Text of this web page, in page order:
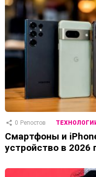
0 Репостов
Смартфоны и
устройство в 2026